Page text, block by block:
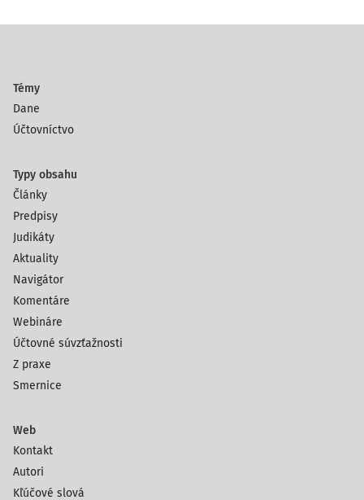
Témy
Dane
Účtovníctvo
Typy obsahu
Články
Predpisy
Judikáty
Aktuality
Navigátor
Komentáre
Webináre
Účtovné súvzťažnosti
Z praxe
Smernice
Web
Kontakt
Autori
Kľúčové slová